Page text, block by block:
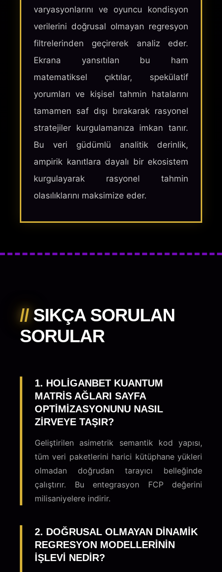
varyasyonlarını ve oyuncu kondisyon
verilerini doğrusal olmayan regresyon
filtrelerinden geçirerek analiz eder.
Ekrana yansıtılan bu ham
matematiksel çıktılar, spekülatif
yorumları ve kişisel tahmin hatalarını
tamamen saf dışı bırakarak rasyonel
stratejiler kurgulamanıza imkan tanır.
Bu veri güdümlü analitik derinlik,
ampirik kanıtlara dayalı bir ekosistem
kurgulayarak rasyonel tahmin
olasılıklarını maksimize eder.
//SIKÇA SORULAN
SORULAR
1. HOLIGANBET KUANTUM
MATRIS AĞLARI SAYFA
OPTIMIZASYONUNU NASIL
ZIRVEYE TAŞIR?
Geliştirilen asimetrik semantik kod yapısı,
tüm veri paketlerini harici kütüphane yükleri
olmadan doğrudan tarayıcı belleğinde
çalıştırır. Bu entegrasyon FCP değerini
milisaniyelere indirir.
2. DOĞRUSAL OLMAYAN DINAMIK
REGRESYON MODELLERININ
IŞLEVI NEDIR?